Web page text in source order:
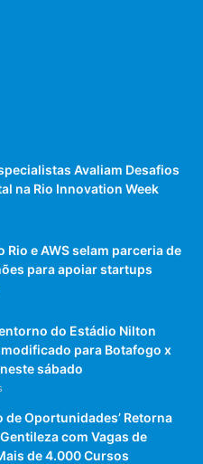
Avaliam Desafios
na Rio Innovation Week
Rio e AWS selam parceria de
para apoiar startups
do Estádio Nilton
para Botafogo x
sábado
de Oportunidades’ Retorna
com Vagas de
de 4.000 Cursos